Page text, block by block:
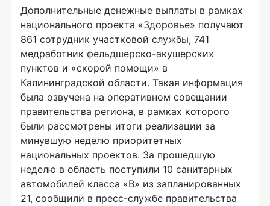
Дополнительные денежные выплаты в рамках
национального проекта «Здоровье» получают
861 сотрудник участковой службы, 741
медработник фельдшерско-акушерских
пунктов и «скорой помощи» в
Калининградской области. Такая информация
была озвучена на оперативном совещании
правительства региона, в рамках которого
были рассмотрены итоги реализации за
минувшую неделю приоритетных
национальных проектов. За прошедшую
неделю в область поступили 10 санитарных
автомобилей класса «В» из запланированных
21, сообщили в пресс-службе правительства